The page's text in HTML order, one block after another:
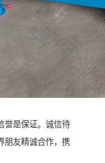
誉是保证。诚信待
朋友精诚合作，携